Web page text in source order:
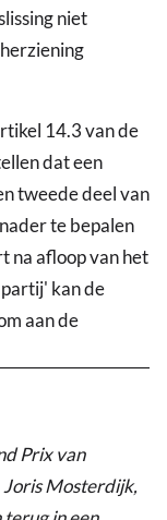
niet
14.3 van de
dat een
tweede deel van
te bepalen
na afloop van het
kan de
aan de
Prix van
Mosterdijk,